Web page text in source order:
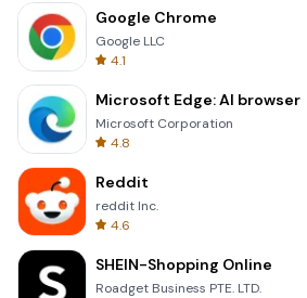
Google Chrome
Google LLC
4.1
Microsoft Edge: AI browser
Microsoft Corporation
4.8
Reddit
reddit Inc.
4.6
SHEIN-Shopping Online
Roadget Business PTE. LTD.